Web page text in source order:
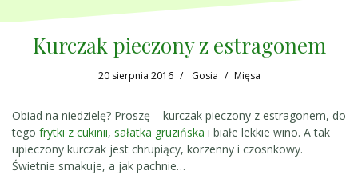
Kurczak pieczony z estragonem
20 sierpnia 2016 Gosia Mięsa
Obiad na niedzielę? Proszę – kurczak pieczony z estragonem, do
tego frytki z cukinii, sałatka gruzińska i białe lekkie wino. A tak
upieczony kurczak jest chrupiący, korzenny i czosnkowy.
Świetnie smakuje, a jak pachnie…